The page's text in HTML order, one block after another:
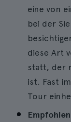
eine von
bei der
diese Art
statt, der
ist. Fast
Tour